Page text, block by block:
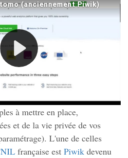
a été jugé à plusieurs reprises
RGPDpar plusieurs
sur des sites édités par des
en Europe est susceptible
des amendes en cas de
d'arrêter d'alimenter le géant
et celles de vos internautes.
à mettre en place,
et de la vie privée de vos
L'une de celles
française est Piwik devenu